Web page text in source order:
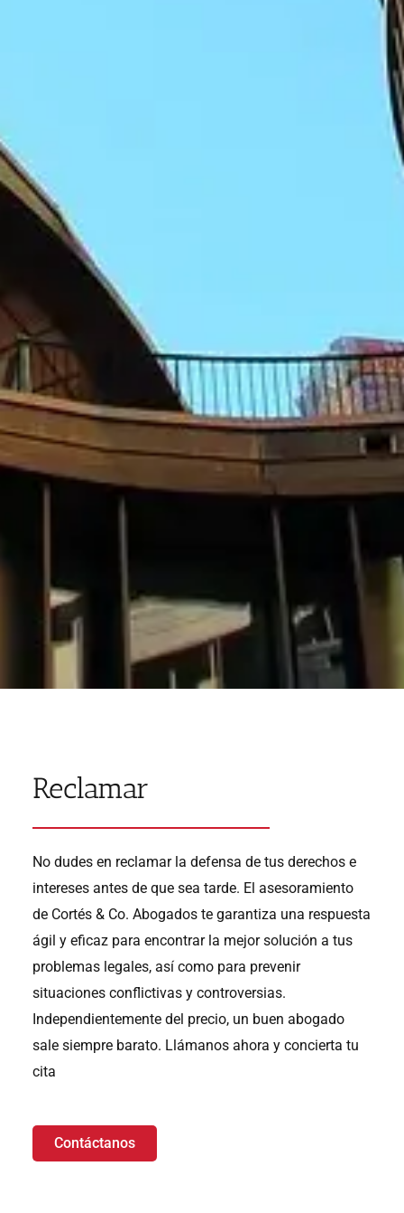
Reclamar
No dudes en reclamar la defensa de tus derechos e
intereses antes de que sea tarde. El asesoramiento
de Cortés & Co. Abogados te garantiza una respuesta
ágil y eficaz para encontrar la mejor solución a tus
problemas legales, así como para prevenir
situaciones conflictivas y controversias.
Independientemente del precio, un buen abogado
sale siempre barato. Llámanos ahora y concierta tu
cita
Contáctanos